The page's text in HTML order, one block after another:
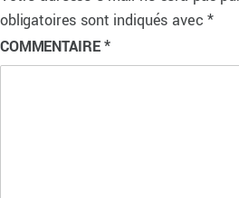
obligatoires sont indiqués avec*
COMMENTAIRE*